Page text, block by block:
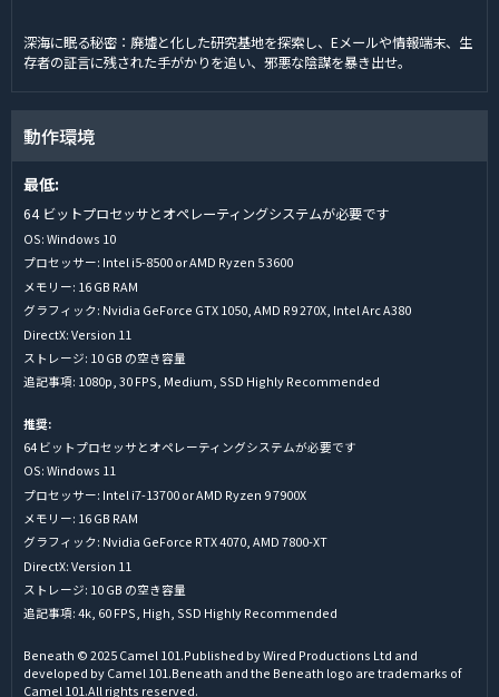
深海に眠る秘密：廃墟と化した研究基地を探索し、Eメールや情報端末、生
存者の証言に残された手がかりを追い、邪悪な陰謀を暴き出せ。
動作環境
最低:
64 ビットプロセッサとオペレーティングシステムが必要です
OS: Windows 10
プロセッサー: Intel i5-8500 or AMD Ryzen 5 3600
メモリー: 16 GB RAM
グラフィック: Nvidia GeForce GTX 1050, AMD R9 270X, Intel Arc A380
DirectX: Version 11
ストレージ: 10 GB の空き容量
追記事項: 1080p, 30 FPS, Medium, SSD Highly Recommended
推奨:
64 ビットプロセッサとオペレーティングシステムが必要です
OS: Windows 11
プロセッサー: Intel i7-13700 or AMD Ryzen 9 7900X
メモリー: 16 GB RAM
グラフィック: Nvidia GeForce RTX 4070, AMD 7800-XT
DirectX: Version 11
ストレージ: 10 GB の空き容量
追記事項: 4k, 60 FPS, High, SSD Highly Recommended
Beneath © 2025 Camel 101.Published by Wired Productions Ltd and
developed by Camel 101.Beneath and the Beneath logo are trademarks of
Camel 101.All rights reserved.